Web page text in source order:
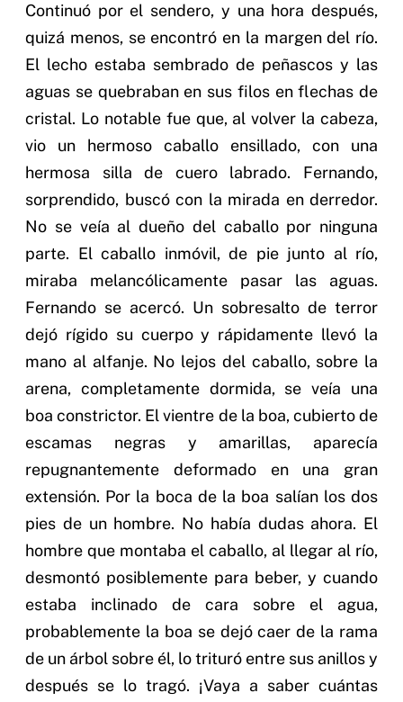
Continuó por el sendero, y una hora después,
quizá menos, se encontró en la margen del río.
El lecho estaba sembrado de peñascos y las
aguas se quebraban en sus filos en flechas de
cristal. Lo notable fue que, al volver la cabeza,
vio un hermoso caballo ensillado, con una
hermosa silla de cuero labrado. Fernando,
sorprendido, buscó con la mirada en derredor.
No se veía al dueño del caballo por ninguna
parte. El caballo inmóvil, de pie junto al río,
miraba melancólicamente pasar las aguas.
Fernando se acercó. Un sobresalto de terror
dejó rígido su cuerpo y rápidamente llevó la
mano al alfanje. No lejos del caballo, sobre la
arena, completamente dormida, se veía una
boa constrictor. El vientre de la boa, cubierto de
escamas negras y amarillas, aparecía
repugnantemente deformado en una gran
extensión. Por la boca de la boa salían los dos
pies de un hombre. No había dudas ahora. El
hombre que montaba el caballo, al llegar al río,
desmontó posiblemente para beber, y cuando
estaba inclinado de cara sobre el agua,
probablemente la boa se dejó caer de la rama
de un árbol sobre él, lo trituró entre sus anillos y
después se lo tragó. ¡Vaya a saber cuántas